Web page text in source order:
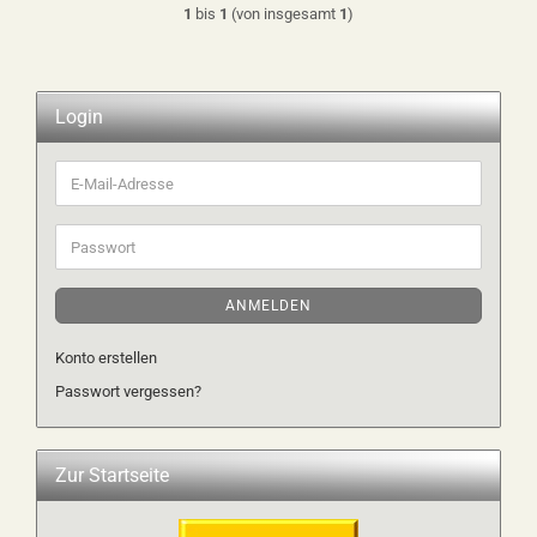
1 bis 1 (von insgesamt 1)
Login
E-
Mail-
Adresse
Passwort
ANMELDEN
Konto erstellen
Passwort vergessen?
Zur Startseite